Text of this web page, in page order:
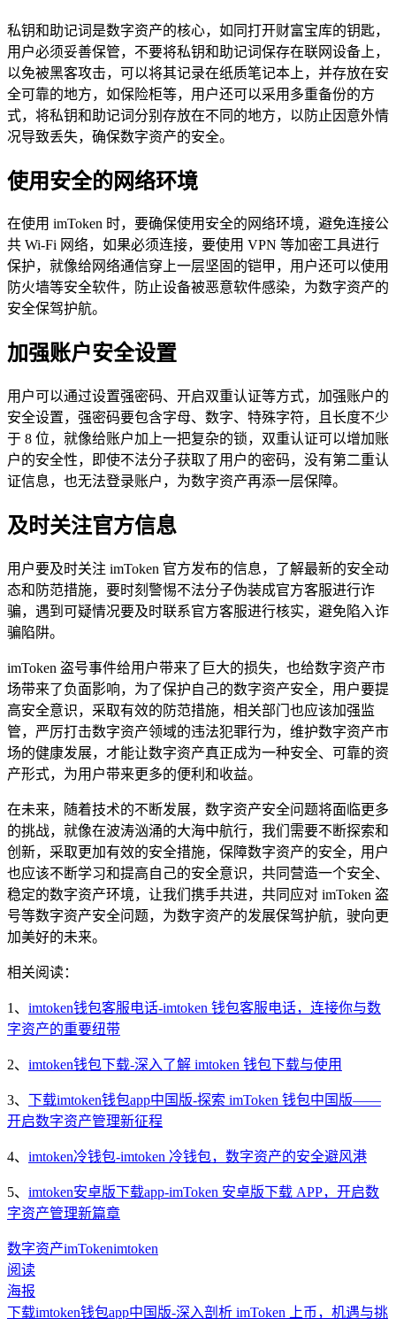
私钥和助记词是数字资产的核心，如同打开财富宝库的钥匙，
用户必须妥善保管，不要将私钥和助记词保存在联网设备上，
以免被黑客攻击，可以将其记录在纸质笔记本上，并存放在安
全可靠的地方，如保险柜等，用户还可以采用多重备份的方
式，将私钥和助记词分别存放在不同的地方，以防止因意外情
况导致丢失，确保数字资产的安全。
使用安全的网络环境
在使用 imToken 时，要确保使用安全的网络环境，避免连接公
共 Wi-Fi 网络，如果必须连接，要使用 VPN 等加密工具进行
保护，就像给网络通信穿上一层坚固的铠甲，用户还可以使用
防火墙等安全软件，防止设备被恶意软件感染，为数字资产的
安全保驾护航。
加强账户安全设置
用户可以通过设置强密码、开启双重认证等方式，加强账户的
安全设置，强密码要包含字母、数字、特殊字符，且长度不少
于 8 位，就像给账户加上一把复杂的锁，双重认证可以增加账
户的安全性，即使不法分子获取了用户的密码，没有第二重认
证信息，也无法登录账户，为数字资产再添一层保障。
及时关注官方信息
用户要及时关注 imToken 官方发布的信息，了解最新的安全动
态和防范措施，要时刻警惕不法分子伪装成官方客服进行诈
骗，遇到可疑情况要及时联系官方客服进行核实，避免陷入诈
骗陷阱。
imToken 盗号事件给用户带来了巨大的损失，也给数字资产市
场带来了负面影响，为了保护自己的数字资产安全，用户要提
高安全意识，采取有效的防范措施，相关部门也应该加强监
管，严厉打击数字资产领域的违法犯罪行为，维护数字资产市
场的健康发展，才能让数字资产真正成为一种安全、可靠的资
产形式，为用户带来更多的便利和收益。
在未来，随着技术的不断发展，数字资产安全问题将面临更多
的挑战，就像在波涛汹涌的大海中航行，我们需要不断探索和
创新，采取更加有效的安全措施，保障数字资产的安全，用户
也应该不断学习和提高自己的安全意识，共同营造一个安全、
稳定的数字资产环境，让我们携手共进，共同应对 imToken 盗
号等数字资产安全问题，为数字资产的发展保驾护航，驶向更
加美好的未来。
相关阅读：
1、 imtoken钱包客服电话-imtoken 钱包客服电话，连接你与数
字资产的重要纽带
2、 imtoken钱包下载-深入了解 imtoken 钱包下载与使用
3、 下载imtoken钱包app中国版-探索 imToken 钱包中国版——
开启数字资产管理新征程
4、 imtoken冷钱包-imtoken 冷钱包，数字资产的安全避风港
5、 imtoken安卓版下载app-imToken 安卓版下载 APP，开启数
字资产管理新篇章
数字资产imTokenimtoken
阅读
海报
下载imtoken钱包app中国版-深入剖析 imToken 上币，机遇与挑